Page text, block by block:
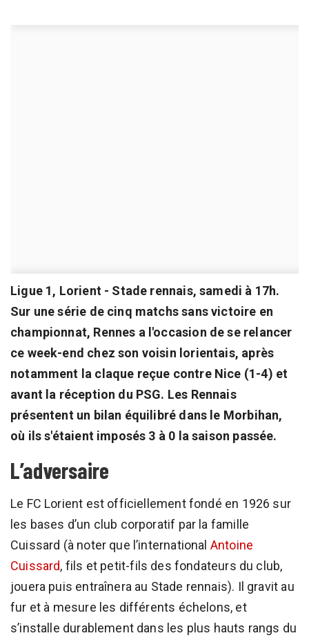
Ligue 1, Lorient - Stade rennais, samedi à 17h.
Sur une série de cinq matchs sans victoire en
championnat, Rennes a l'occasion de se relancer
ce week-end chez son voisin lorientais, après
notamment la claque reçue contre Nice (1-4) et
avant la réception du PSG. Les Rennais
présentent un bilan équilibré dans le Morbihan,
où ils s'étaient imposés 3 à 0 la saison passée.
L’adversaire
Le FC Lorient est officiellement fondé en 1926 sur
les bases d’un club corporatif par la famille
Cuissard (à noter que l’international Antoine
Cuissard, fils et petit-fils des fondateurs du club,
jouera puis entraînera au Stade rennais). Il gravit au
fur et à mesure les différents échelons, et
s’installe durablement dans les plus hauts rangs du